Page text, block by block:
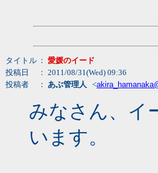
タイトル ： 愛媛のイード
投稿日
： 2011/08/31(Wed) 09:36
投稿者
： あぶ管理人 <
みなさん、イ
います。